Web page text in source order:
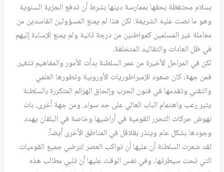
بسلام محتفظة بحقها بممارسة دينها بشرط أن تدفع الجزية السنوية
وهو ما نصت عليه الشريعة. لكن هذا لم يمنع المسؤولين الفاسدين من
معاملة غير المسلمين كمواطنين من درجة ثانية ولم يمنع الإساءة إليهم
في ظل العادات والتقاليد المتخلفة.
لكن في المراحل الأخيرة من عمر السلطنة بدأت الأمور والمفاهيم تتغير.
فمن جهة، كان صعود الإمبراطوريات الأوروبية وتطورها العلمي
والتقني وتقدمها في فنون الحرب وإلحاق الهزائم المتكررة بالسلطنة
يثير رعب واهتمام الباب العالي على حد سواء. ومن جهة أخرى، بات
نهوض حركات التحرر القومية في أراضيها وخاصة في البلقان يهدد
وجودها بشكل عام وينذر بقلاقل في المناطق الأخرى أيضاً.
لقد شعرت السلطنة أن عليها أن تواكب العصر لترضي جميع القوميات
التي تحت سيطرتها، وفي نفس الوقت عليها أن تلبي مطالب هذه